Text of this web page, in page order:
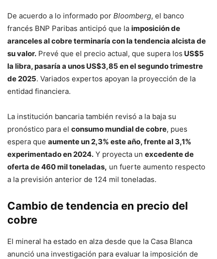
De acuerdo a lo informado por Bloomberg, el banco
francés BNP Paribas anticipó que la imposición de
aranceles al cobre terminaría con la tendencia alcista de
su valor. Prevé que el precio actual, que supera los US$5
la libra, pasaría a unos US$3,85 en el segundo trimestre
de 2025. Variados expertos apoyan la proyección de la
entidad financiera.
La institución bancaria también revisó a la baja su
pronóstico para el consumo mundial de cobre, pues
espera que aumente un 2,3% este año, frente al 3,1%
experimentado en 2024. Y proyecta un excedente de
oferta de 460 mil toneladas, un fuerte aumento respecto
a la previsión anterior de 124 mil toneladas.
Cambio de tendencia en precio del
cobre
El mineral ha estado en alza desde que la Casa Blanca
anunció una investigación para evaluar la imposición de